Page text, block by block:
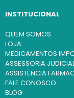
INSTITUCIONAL
QUEM SOMOS
LOJA
MEDICAMENTOS
ASSESSORIA
ASSISTÊNCIA
FALE CONOSCO
BLOG